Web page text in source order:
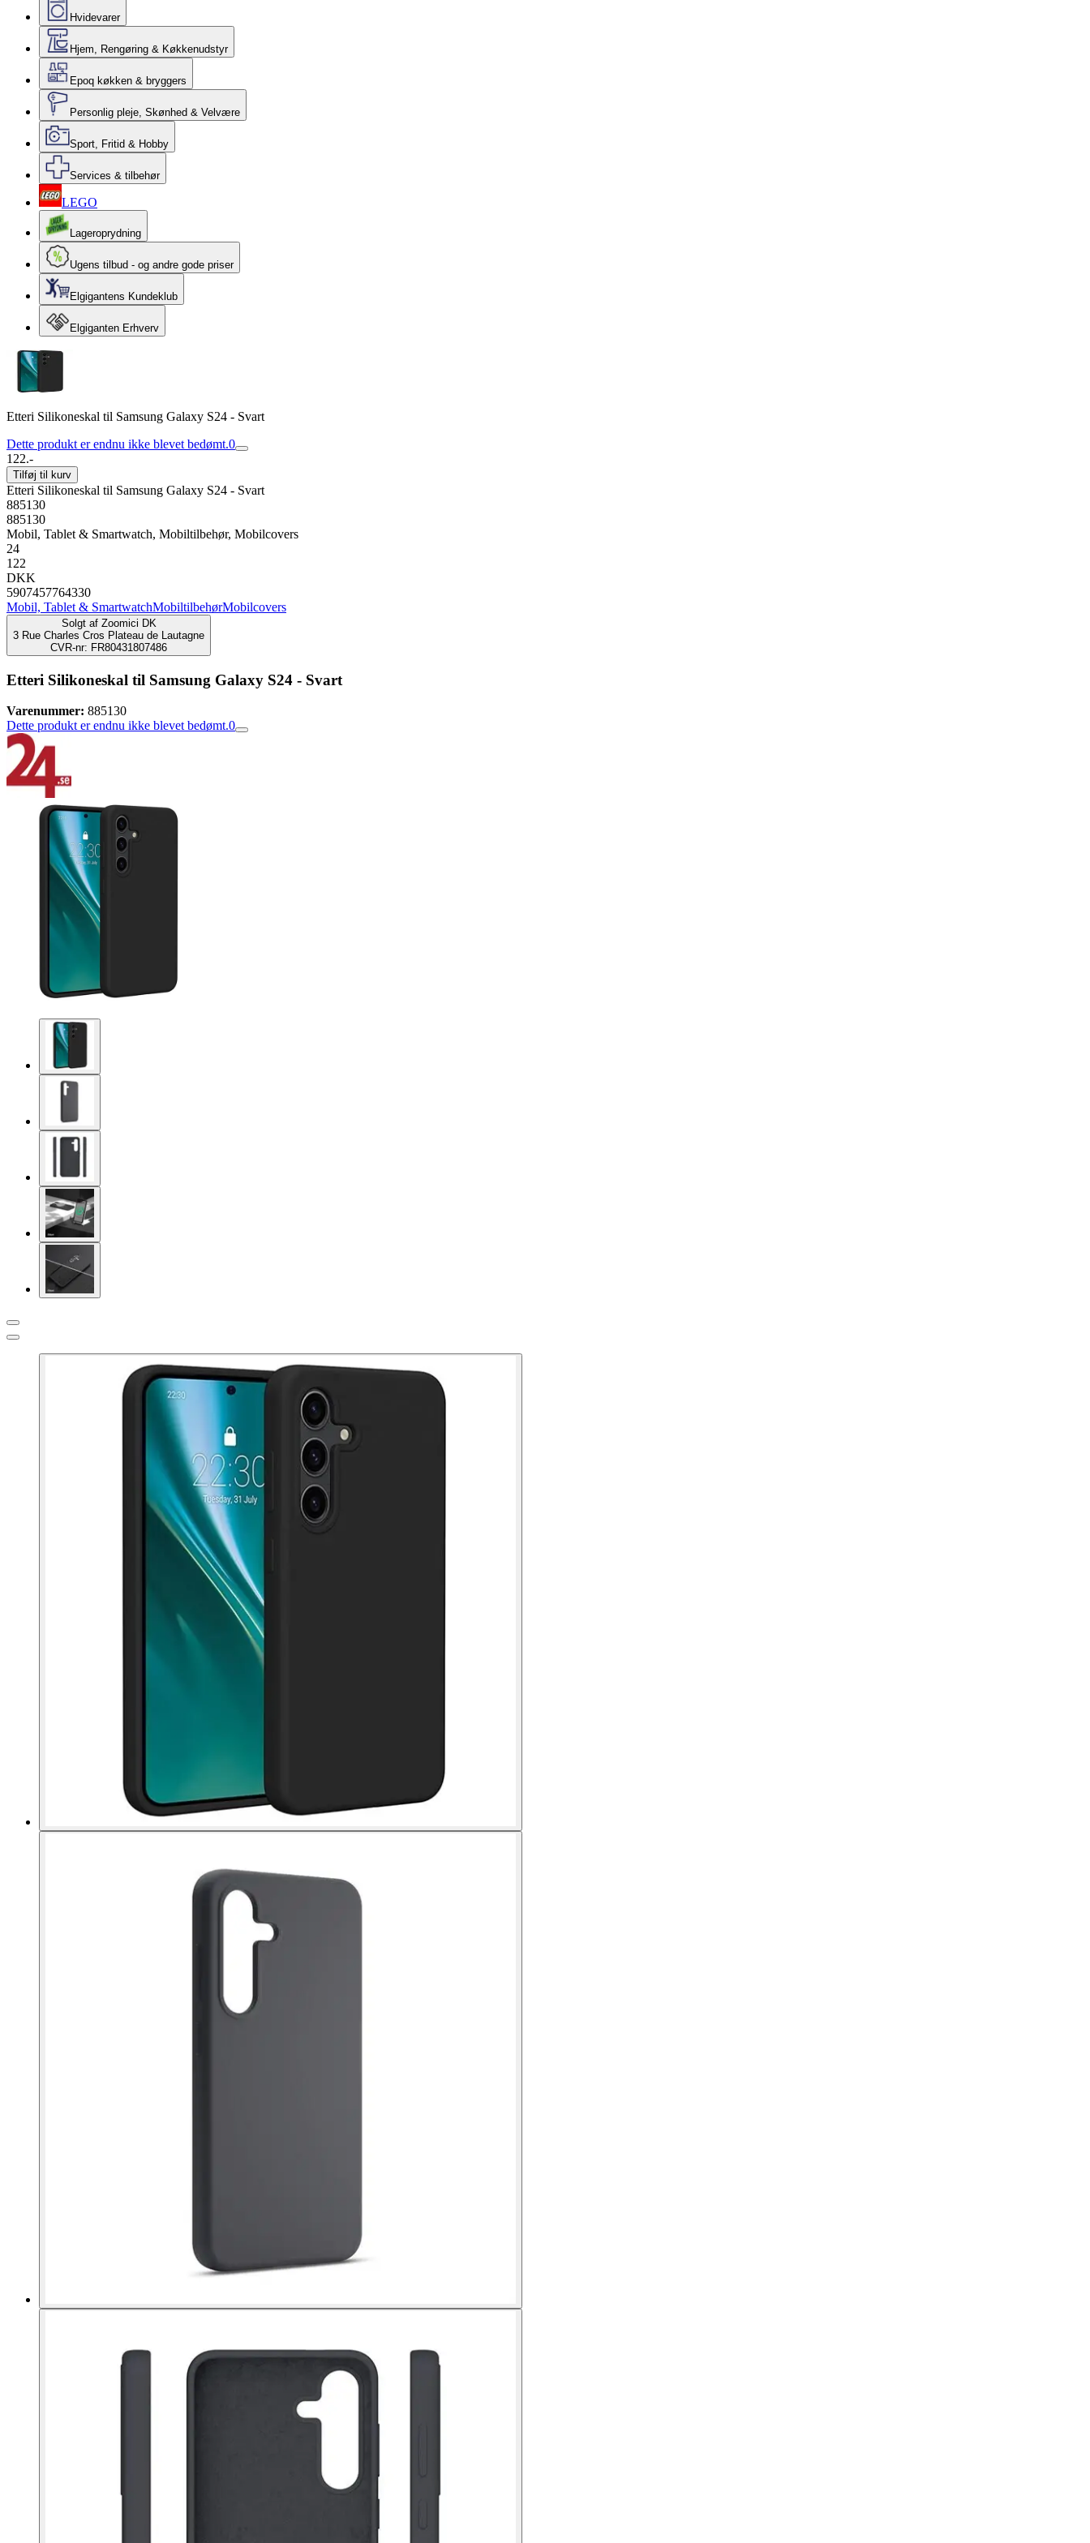
Hvidevarer
Hjem, Rengøring & Køkkenudstyr
Epoq køkken & bryggers
Personlig pleje, Skønhed & Velvære
Sport, Fritid & Hobby
Services & tilbehør
LEGO
Lageroprydning
Ugens tilbud - og andre gode priser
Elgigantens Kundeklub
Elgiganten Erhverv
Etteri Silikoneskal til Samsung Galaxy S24 - Svart
Dette produkt er endnu ikke blevet bedømt.0
122.-
Tilføj til kurv
Etteri Silikoneskal til Samsung Galaxy S24 - Svart
885130
885130
Mobil, Tablet & Smartwatch, Mobiltilbehør, Mobilcovers
24
122
DKK
5907457764330
Mobil, Tablet & SmartwatchMobiltilbehørMobilcovers
Solgt af Zoomici DK
3 Rue Charles Cros Plateau de Lautagne
CVR-nr: FR80431807486
Etteri Silikoneskal til Samsung Galaxy S24 - Svart
Varenummer: 885130
Dette produkt er endnu ikke blevet bedømt.0